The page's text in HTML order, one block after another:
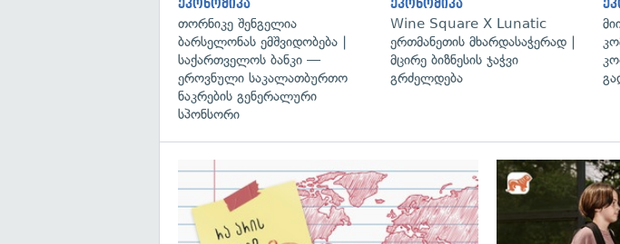
ეკონომიკა
თორნიკე შენგელია
ბარსელონას ემშვიდობება |
საქართველოს ბანკი —
ეროვნული საკალათბურთო
ნაკრების გენერალური
სპონსორი
ეკონომიკა
Wine Square X Lunatic
ერთმანეთის მხარდასაჭერად |
მცირე ბიზნესის ჯაჭვი
გრძელდება